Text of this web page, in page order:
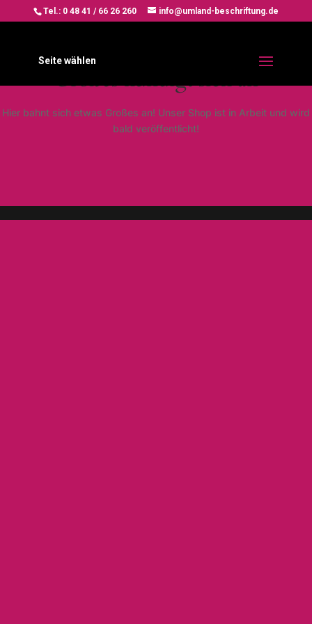
Tel.: 0 48 41 / 66 26 260 info@umland-beschriftung.de
Seite wählen
Großes kündigt sich an
Hier bahnt sich etwas Großes an! Unser Shop ist in Arbeit und wird
bald veröffentlicht!